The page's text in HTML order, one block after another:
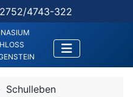
4743-322
Schulleben